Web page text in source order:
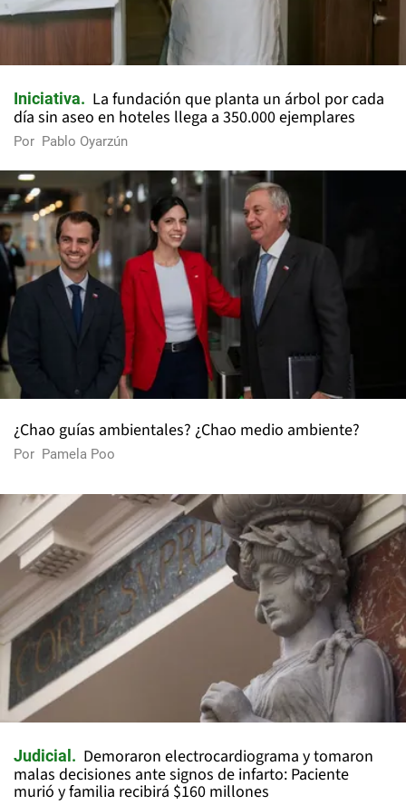
Iniciativa
La fundación que planta un árbol por cada
día sin aseo en hoteles llega a 350.000 ejemplares
Por Pablo Oyarzún
¿Chao guías ambientales? ¿Chao medio ambiente?
Por Pamela Poo
Judicial
Demoraron electrocardiograma y tomaron
malas decisiones ante signos de infarto: Paciente
murió y familia recibirá $160 millones